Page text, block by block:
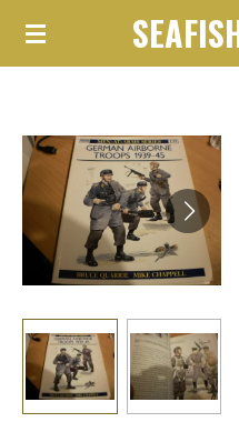
Ga
hoofdinhoud